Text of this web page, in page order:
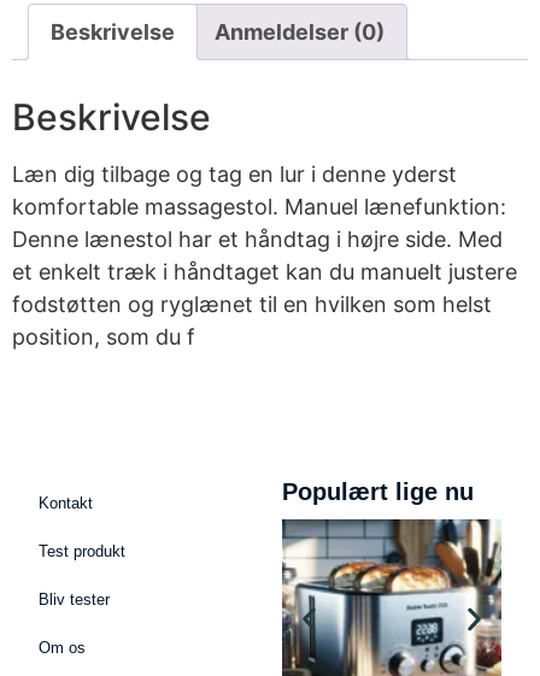
Beskrivelse Anmeldelser (0)
Beskrivelse
Læn dig tilbage og tag en lur i denne yderst
komfortable massagestol. Manuel lænefunktion:
Denne lænestol har et håndtag i højre side. Med
et enkelt træk i håndtaget kan du manuelt justere
fodstøtten og ryglænet til en hvilken som helst
position, som du f
Kontakt
Test produkt
Bliv tester
Om os
Populært lige nu